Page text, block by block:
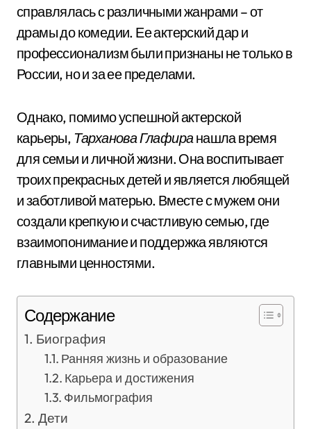
справлялась с различными жанрами – от
драмы до комедии. Ее актерский дар и
профессионализм были признаны не только в
России, но и за ее пределами.
Однако, помимо успешной актерской
карьеры, Тарханова Глафиранашла время
для семьи и личной жизни. Она воспитывает
троих прекрасных детей и является любящей
и заботливой матерью. Вместе с мужем они
создали крепкую и счастливую семью, где
взаимопонимание и поддержка являются
главными ценностями.
Содержание
Биография
Ранняя жизнь и образование
Карьера и достижения
Фильмография
Дети